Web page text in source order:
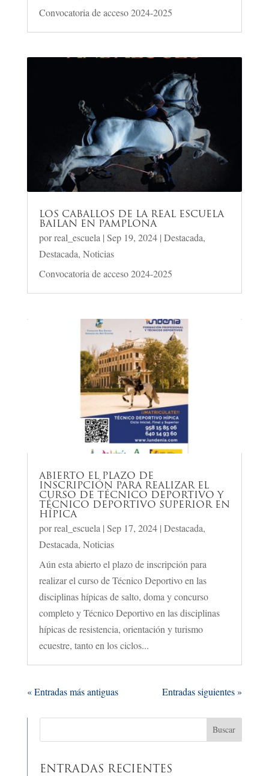
Convocatoria de acceso 2024-2025
LOS CABALLOS DE LA REAL ESCUELA
BAILAN EN PAMPLONA
porreal_escuela| Sep 19, 2024| Destacada,
Destacada, Noticias
Convocatoria de acceso 2024-2025
ABIERTO EL PLAZO DE
INSCRIPCIÓN PARA REALIZAR EL
CURSO DE TÉCNICO DEPORTIVO Y
TÉCNICO DEPORTIVO SUPERIOR EN
HÍPICA
porreal_escuela | Sep 17, 2024| Destacada,
Destacada, Noticias
Aún esta abierto el plazo de inscripción para
realizar el curso de Técnico Deportivo en las
disciplinas hípicas de salto, doma y concurso
completo y Técnico Deportivo en las disciplinas
hípicas de resistencia, orientación y turismo
ecuestre, tanto en los ciclos...
« Entradas más antiguas Entradas siguientes »
ENTRADAS RECIENTES